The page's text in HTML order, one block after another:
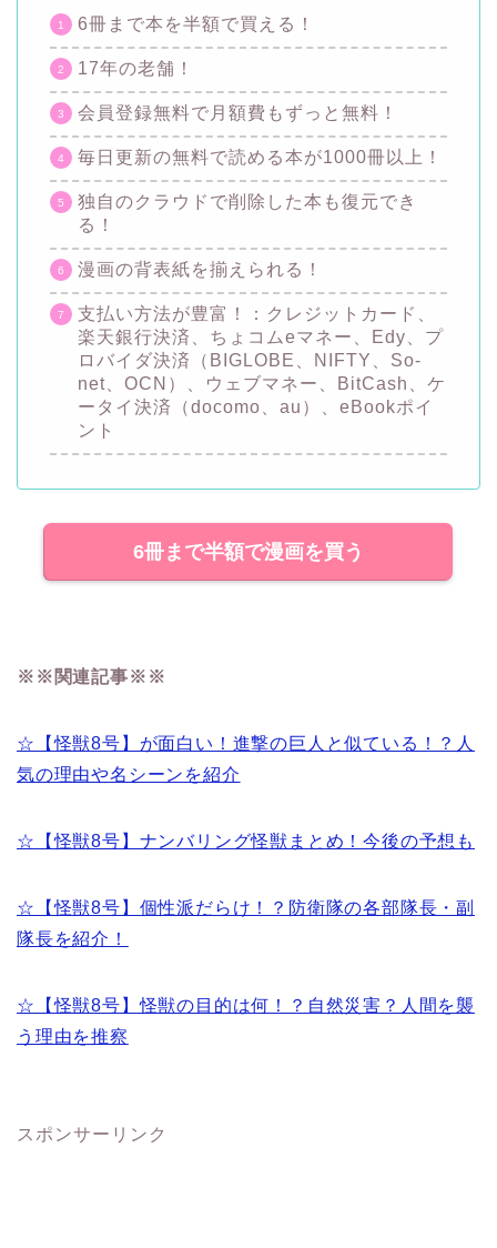
6冊まで本を半額で買える！
17年の老舗！
会員登録無料で月額費もずっと無料！
毎日更新の無料で読める本が1000冊以上！
独自のクラウドで削除した本も復元でき
る！
漫画の背表紙を揃えられる！
支払い方法が豊富！：クレジットカード、
楽天銀行決済、ちょコムeマネー、Edy、プ
ロバイダ決済（BIGLOBE、NIFTY、So-
net、OCN）、ウェブマネー、BitCash、ケ
ータイ決済（docomo、au）、eBookポイ
ント
6冊まで半額で漫画を買う
※※関連記事※※
☆【怪獣8号】が面白い！進撃の巨人と似ている！？人
気の理由や名シーンを紹介
☆【怪獣8号】ナンバリング怪獣まとめ！今後の予想も
☆【怪獣8号】個性派だらけ！？防衛隊の各部隊長・副
隊長を紹介！
☆【怪獣8号】怪獣の目的は何！？自然災害？人間を襲
う理由を推察
スポンサーリンク